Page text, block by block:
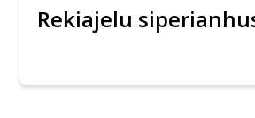
Rekiajelu